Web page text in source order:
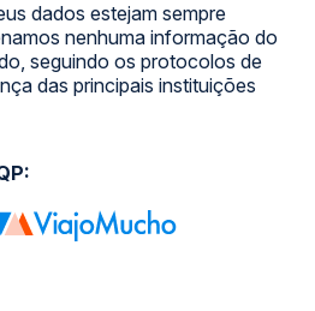
dados estejam sempre
nenhuma informação do
seguindo os protocolos de
das principais instituições